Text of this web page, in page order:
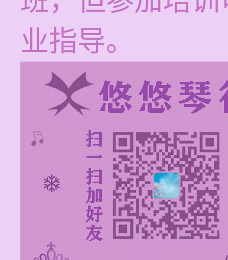
业指导。